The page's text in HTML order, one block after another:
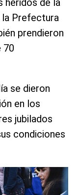
Prefectura
prendieron
70
se dieron
en los
jubilados
condiciones